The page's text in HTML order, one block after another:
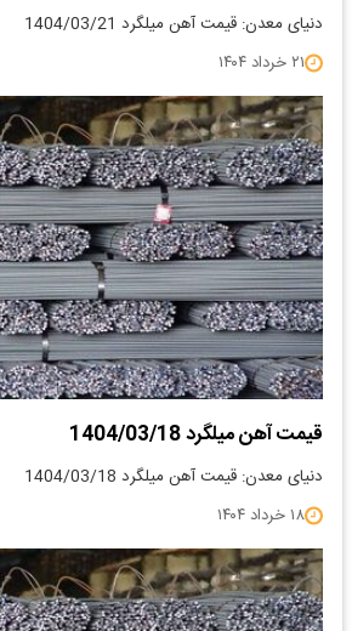
دنیای معدن: قیمت آهن میلگرد 1404/03/21
۲۱ خرداد ۱۴۰۴
قیمت آهن میلگرد 1404/03/18
دنیای معدن: قیمت آهن میلگرد 1404/03/18
۱۸ خرداد ۱۴۰۴